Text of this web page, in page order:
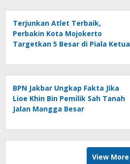
Terjunkan Atlet Terbaik,
Perbakin Kota Mojokerto
Targetkan 5 Besar di Piala Ketua
BPN Jakbar Ungkap Fakta Jika
Lioe Khin Bin Pemilik Sah Tanah
Jalan Mangga Besar
View More